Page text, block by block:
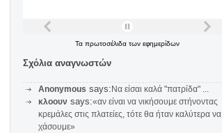
Τα πρωτοσέλιδα των εφημερίδων
Σχόλια αναγνωστών
Anonymous says: Να είσαι καλά "πατρίδα" ...
κλοουν says:«αν είναι να νικήσουμε στήνοντας
κρεμάλες στις πλατείες, τότε θα ήταν καλύτερα να
χάσουμε»